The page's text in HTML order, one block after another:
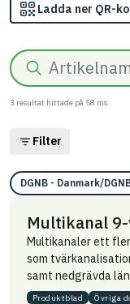
Ladda ner QR-
Sök
3 resultat hittade på 58 ms.
Filter
DGNB - Danmark/
Multikanal 9-
Multikanaler ett
som
samt nedgrävda
Produktblad
Övriga